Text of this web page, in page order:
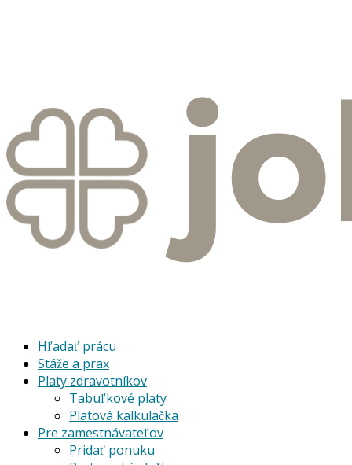
Hľadať prácu
Stáže a prax
Platy zdravotníkov
Tabuľkové platy
Platová kalkulačka
Pre zamestnávateľov
Pridať ponuku